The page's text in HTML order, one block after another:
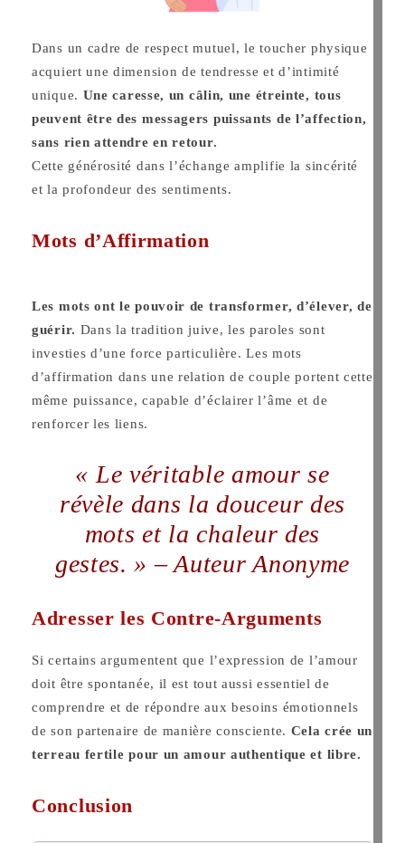
Dans un cadre de respect mutuel, le toucher physique
acquiert une dimension de tendresse et d’intimité
unique. Une caresse, un câlin, une étreinte, tous
peuvent être des messagers puissants de l’affection,
sans rien attendre en retour.
Cette générosité dans l’échange amplifie la sincérité
et la profondeur des sentiments.
Mots d’Affirmation
Les mots ont le pouvoir de transformer, d’élever, de
guérir. Dans la tradition juive, les paroles sont
investies d’une force particulière. Les mots
d’affirmation dans une relation de couple portent cette
même puissance, capable d’éclairer l’âme et de
renforcer les liens.
« Le véritable amour se
révèle dans la douceur des
mots et la chaleur des
gestes. » – Auteur Anonyme
Adresser les Contre-Arguments
Si certains argumentent que l’expression de l’amour
doit être spontanée, il est tout aussi essentiel de
comprendre et de répondre aux besoins émotionnels
de son partenaire de manière consciente. Cela crée un
terreau fertile pour un amour authentique et libre.
Conclusion